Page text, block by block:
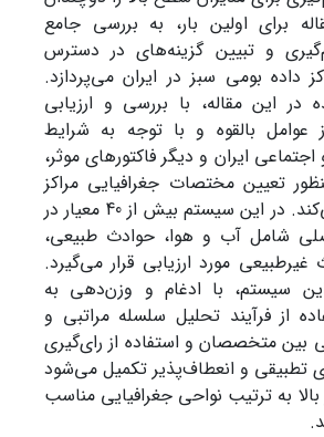
برای اولین بار، به بررسی جامع
و تبیین گزینه‌های در دسترس
داده بومی سبز در ایران می‌پردازد.
در این مقاله، با بررسی و ارزیابی
بالقوه و با توجه به شرایط
ایران و دیگر فاکتورهای موثر،‌
تعیین مختصات جغرافیایی مراکز
داده رتبه‌بندی می‌کند. در این سیستم بیش از 40 معیار در
اصلی شامل آب و هوا، حوادث طبیعی،
مورد ارزیابی قرار می‌گیرد.
این سیستم، با ادغام و وزن‌دهی به
از فرآیند تحلیل سلسله مراتبی و
بین متخصصان و استفاده از رای‌گیری
تطبیقی و انعطاف‌پذیر تکمیل می‌شود
به ترتیب نواحی جغرافیایی مناسب